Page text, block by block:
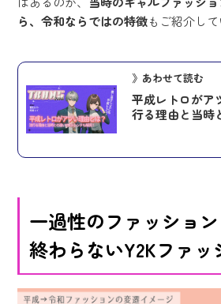
ら、令和ならではの特徴もご紹介して
》あわせて読む
平成レトロがア
行る理由と当時
一過性のファッショ
終わらないY2Kファッ